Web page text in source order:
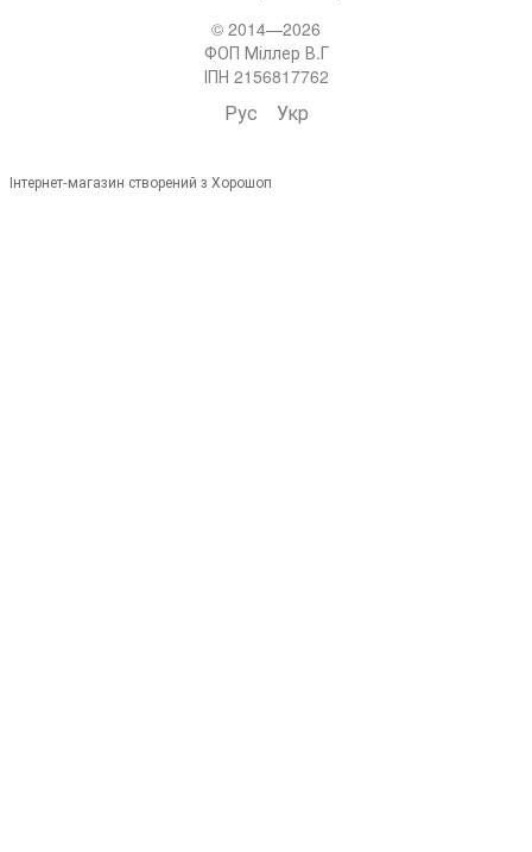
© 2014—2026
ФОП Міллер В.Г
ІПН 2156817762
Рус Укр
Інтернет-магазин створений з Хорошоп